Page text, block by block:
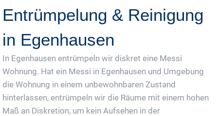
Entrümpelung & Reinigung
in Egenhausen
In Egenhausen entrümpeln wir diskret eine Messi
Wohnung. Hat ein Messi in Egenhausen und Umgebung
die Wohnung in einem unbewohnbaren Zustand
hinterlassen, entrümpeln wir die Räume mit einem hohen
Maß an Diskretion, um kein Aufsehen in der